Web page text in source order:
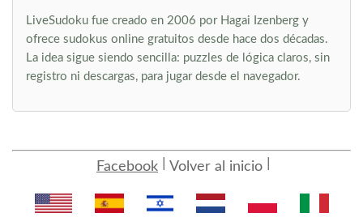
LiveSudoku fue creado en 2006 por Hagai Izenberg y
ofrece sudokus online gratuitos desde hace dos décadas.
La idea sigue siendo sencilla: puzzles de lógica claros, sin
registro ni descargas, para jugar desde el navegador.
Facebook Volver al inicio